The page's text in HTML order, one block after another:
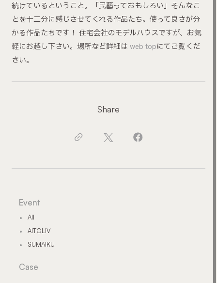
続けているということ。「民藝っておもしろい」そんなこ
とを十二分に感じさせてくれる作品たち。使って良さが分
かる作品たちです！ 住宅会社のモデルハウスですが、お気
軽にお越し下さい。場所など詳細は web topにてご覧くだ
さい。
Share
Event
All
AITOLIV
SUMAIKU
Case